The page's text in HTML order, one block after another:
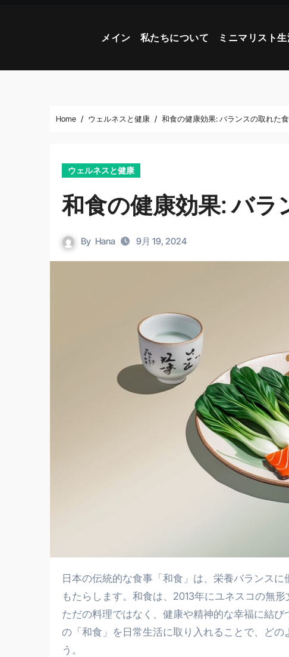
メイン 私たちについて ミニマリスト
Home ウェルネスと健康 和食の健康効果: バランスの取れた
ウェルネスと健康
和食の健康効果: バラ
By Hana 9月 19, 2024
日本の伝統的な食事「和食」は、栄養バランスに優れ、豊富な食材を活用することで健康に大きなメリットを
もたらします。和食は、2013年にユネスコの無
ただの料理ではなく、健康や精神的な幸福に結
の「和食」を日常生活に取り入れることで、ど
う。